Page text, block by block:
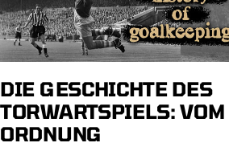
DIE GESCHICHTE DES
TORWARTSPIELS:
ORDNUNG